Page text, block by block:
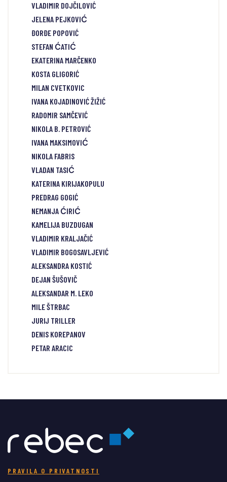
VLADIMIR DOJČILOVIĆ
JELENA PEJKOVIĆ
ĐORĐE POPOVIĆ
STEFAN ĆATIĆ
EKATERINA MARČENKO
KOSTA GLIGORIĆ
MILAN CVETKOVIC
IVANA KOJADINOVIĆ ŽIŽIĆ
RADOMIR SAMČEVIĆ
NIKOLA B. PETROVIĆ
IVANA MAKSIMOVIĆ
NIKOLA FABRIS
VLADAN TASIĆ
KATERINA KIRIJAKOPULU
PREDRAG GOGIĆ
NEMANJA ĆIRIĆ
KAMELIJA BUZDUGAN
VLADIMIR KRALJAČIĆ
VLADIMIR BOGOSAVLJEVIĆ
ALEKSANDRA KOSTIĆ
DEJAN ŠUŠOVIČ
ALEKSANDAR M. LEKO
MILE ŠTRBAC
JURIJ TRILLER
DENIS KOREPANOV
PETAR ARACIC
PRAVILA O PRIVATNOSTI